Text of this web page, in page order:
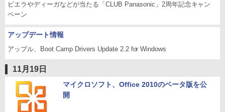
ビエラやディーガなどが当たる「CLUB Panasonic」2周年記念キャン
ペーン
アップデート情報
アップル、Boot Camp Drivers Update 2.2 for Windows
11月19日
マイクロソフト、Office 2010のベータ版を公
開